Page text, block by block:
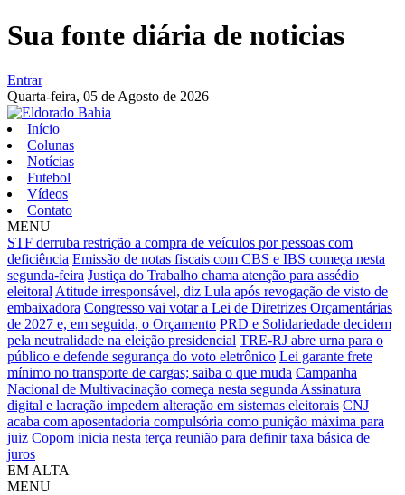
Sua fonte diária de noticias
Entrar
Quarta-feira, 05 de Agosto de 2026
Início
Colunas
Notícias
Futebol
Vídeos
Contato
MENU
STF derruba restrição a compra de veículos por pessoas com
deficiência Emissão de notas fiscais com CBS e IBS começa nesta
segunda-feira Justiça do Trabalho chama atenção para assédio
eleitoral Atitude irresponsável, diz Lula após revogação de visto de
embaixadora Congresso vai votar a Lei de Diretrizes Orçamentárias
de 2027 e, em seguida, o Orçamento PRD e Solidariedade decidem
pela neutralidade na eleição presidencial TRE-RJ abre urna para o
público e defende segurança do voto eletrônico Lei garante frete
mínimo no transporte de cargas; saiba o que muda Campanha
Nacional de Multivacinação começa nesta segunda Assinatura
digital e lacração impedem alteração em sistemas eleitorais CNJ
acaba com aposentadoria compulsória como punição máxima para
juiz Copom inicia nesta terça reunião para definir taxa básica de
juros
EM ALTA
MENU